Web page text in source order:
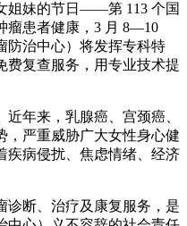
姐妹的节日——第 113 个国
瘤患者健康，3 月 8—10
防治中心）将发挥专科特
费复查服务，用专业技术提
年来，乳腺癌、宫颈癌、
，严重威胁广大女性身心健
疾病侵扰、焦虑情绪、经济
诊断、治疗及康复服务，是